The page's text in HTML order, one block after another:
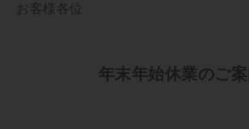
お客様各位
年末年始休業のご